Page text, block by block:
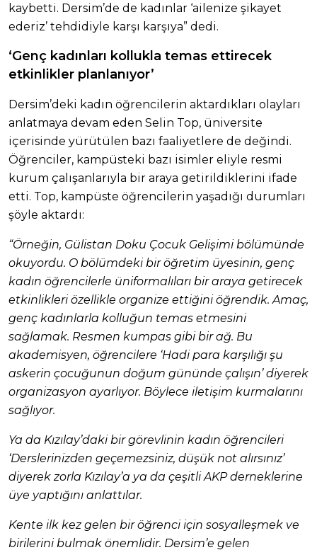
kaybetti. Dersim’de de kadınlar ‘ailenize şikayet
ederiz’ tehdidiyle karşı karşıya” dedi.
‘Genç kadınları kollukla temas ettirecek
etkinlikler planlanıyor’
Dersim’deki kadın öğrencilerin aktardıkları olayları
anlatmaya devam eden Selin Top, üniversite
içerisinde yürütülen bazı faaliyetlere de değindi.
Öğrenciler, kampüsteki bazı isimler eliyle resmi
kurum çalışanlarıyla bir araya getirildiklerini ifade
etti. Top, kampüste öğrencilerin yaşadığı durumları
şöyle aktardı:
“Örneğin, Gülistan Doku Çocuk Gelişimi bölümünde
okuyordu. O bölümdeki bir öğretim üyesinin, genç
kadın öğrencilerle üniformalıları bir araya getirecek
etkinlikleri özellikle organize ettiğini öğrendik. Amaç,
genç kadınlarla kolluğun temas etmesini
sağlamak. Resmen kumpas gibi bir ağ. Bu
akademisyen, öğrencilere ‘Hadi para karşılığı şu
askerin çocuğunun doğum gününde çalışın’ diyerek
organizasyon ayarlıyor. Böylece iletişim kurmalarını
sağlıyor.
Ya da Kızılay’daki bir görevlinin kadın öğrencileri
‘Derslerinizden geçemezsiniz, düşük not alırsınız’
diyerek zorla Kızılay’a ya da çeşitli AKP derneklerine
üye yaptığını anlattılar.
Kente ilk kez gelen bir öğrenci için sosyalleşmek ve
birilerini bulmak önemlidir. Dersim’e gelen